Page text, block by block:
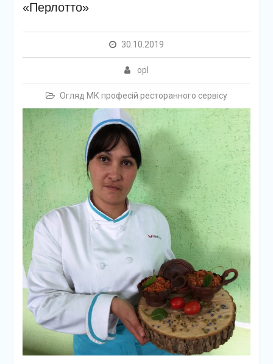
«Перлотто»
30.10.2019
opl
Огляд МК професій ресторанного сервісу